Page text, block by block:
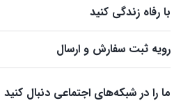
با رفاه زندگی کنید
رویه ثبت سفارش و ارسال
ما را در شبکه‌های اجتماعی دنبال کنید